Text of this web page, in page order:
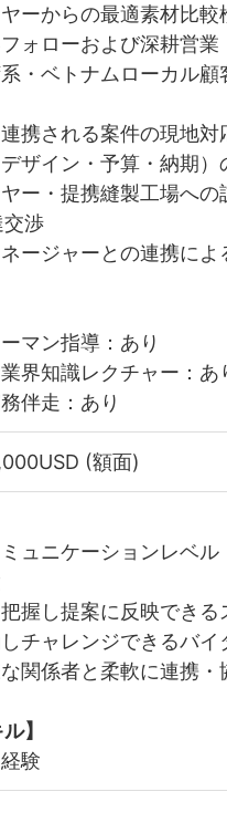
ーからの最適素材比
ォローおよび深耕営業
・ベトナムローカル
携される案件の現地対
ザイン・予算・納期
ー・提携縫製工場へ
渉
ージャーとの連携に
マン指導：あり
界知識レクチャー：あ
伴走：あり
(額面)
ュニケーションレベル
握し提案に反映できる
チャレンジできるバイ
関係者と柔軟に連携・
】
験